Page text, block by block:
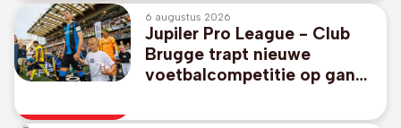
6 augustus 2026
Jupiler Pro League - Club
Brugge trapt nieuwe
voetbalcompetitie op gang
Kortrijk